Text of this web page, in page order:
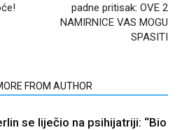
padne pritisak: OVE 2
NAMIRNICE VAS MOGU
SPASITI
FROM AUTHOR
se liječio na psihijatriji: “Bio